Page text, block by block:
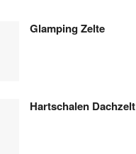
Glamping Zelte
Hartschalen Dachzelt